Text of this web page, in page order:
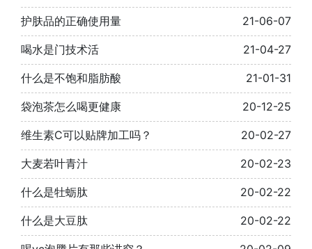
21-06-07
护肤品的正确使用量
21-04-27
喝水是门技术活
21-01-31
什么是不饱和脂肪酸
20-12-25
袋泡茶怎么喝更健康
20-02-27
维生素C可以贴牌加工吗？
20-02-23
大麦若叶青汁
20-02-22
什么是牡蛎肽
20-02-22
什么是大豆肽